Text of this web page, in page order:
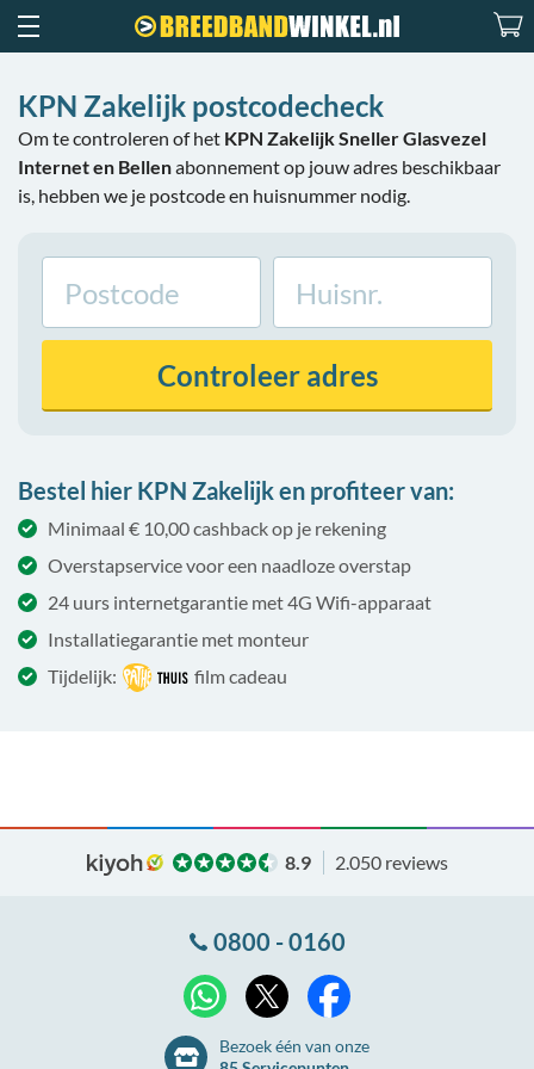
KPN Zakelijk postcodecheck
Om te controleren of het KPN Zakelijk Sneller Glasvezel
Internet en Bellenabonnement op jouw adres beschikbaar
is, hebben we je postcode en huisnummer nodig.
Controleeradres
Bestel hier KPN Zakelijk en profiteer van:
Minimaal € 10,00 cashback op je rekening
Overstapservice voor een naadloze overstap
24 uurs internetgarantie met 4G Wifi-apparaat
Installatiegarantie met monteur
Tijdelijk:
film cadeau
8.9 2.050 reviews
0800 - 0160
WhatsApp
Bezoek één van onze